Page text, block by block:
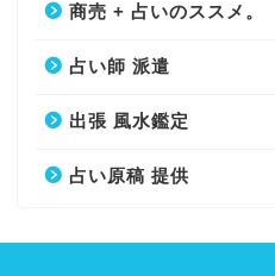
商売 + 占いのススメ。
占い師 派遣
出張 風水鑑定
占い原稿 提供